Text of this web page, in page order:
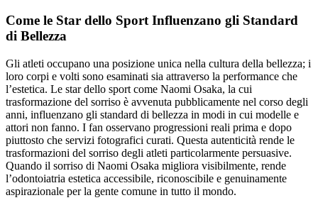
Come le Star dello Sport Influenzano gli Standard
di Bellezza
Gli atleti occupano una posizione unica nella cultura della bellezza; i
loro corpi e volti sono esaminati sia attraverso la performance che
l’estetica. Le star dello sport come Naomi Osaka, la cui
trasformazione del sorriso è avvenuta pubblicamente nel corso degli
anni, influenzano gli standard di bellezza in modi in cui modelle e
attori non fanno. I fan osservano progressioni reali prima e dopo
piuttosto che servizi fotografici curati. Questa autenticità rende le
trasformazioni del sorriso degli atleti particolarmente persuasive.
Quando il sorriso di Naomi Osaka migliora visibilmente, rende
l’odontoiatria estetica accessibile, riconoscibile e genuinamente
aspirazionale per la gente comune in tutto il mondo.